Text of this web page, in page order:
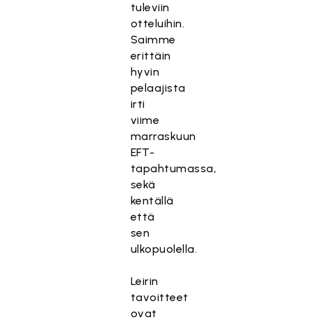
tuleviin
otteluihin.
Saimme
erittäin
hyvin
pelaajista
irti
viime
marraskuun
EFT-
tapahtumassa,
sekä
kentällä
että
sen
ulkopuolella.
Leirin
tavoitteet
ovat